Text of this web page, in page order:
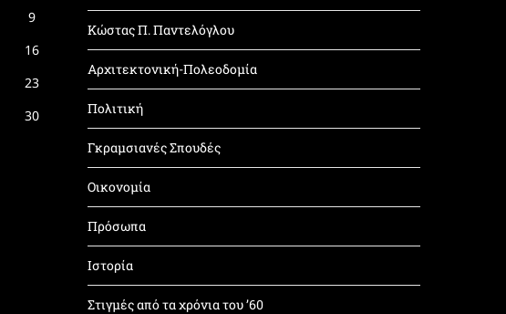
9
16
23
30
Κώστας Π. Παντελόγλου
Αρχιτεκτονική-Πολεοδομία
Πολιτική
Γκραμσιανές Σπουδές
Οικονομία
Πρόσωπα
Ιστορία
Στιγμές από τα χρόνια του ’60